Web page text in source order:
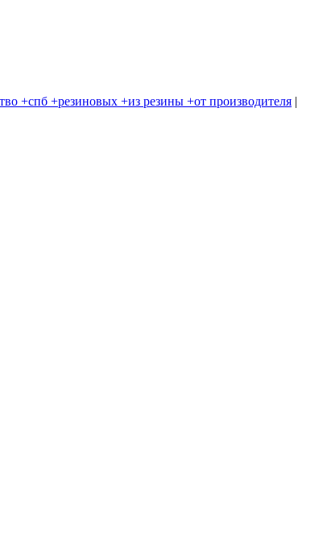
+спб +резиновых +из резины +от производителя |